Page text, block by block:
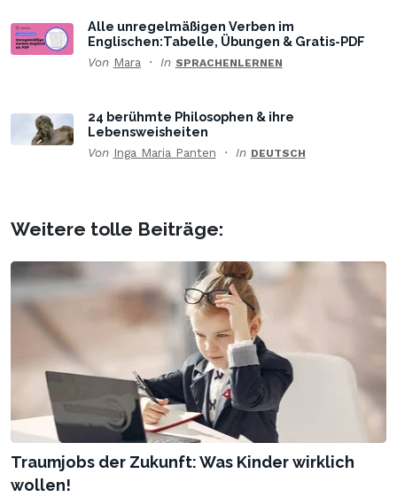
Alle unregelmäßigen Verben im
Englischen:Tabelle, Übungen & Gratis-PDF
Von Mara In SPRACHENLERNEN
24 berühmte Philosophen & ihre
Lebensweisheiten
Von Inga Maria Panten In DEUTSCH
Weitere tolle Beiträge:
Traumjobs der Zukunft: Was Kinder wirklich
wollen!